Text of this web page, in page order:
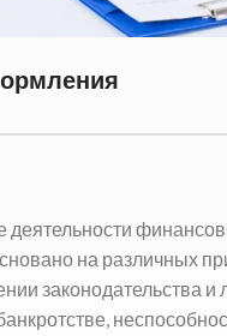
на различных
законодательства и